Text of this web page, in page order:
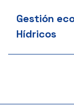
Gestión
Hídricos